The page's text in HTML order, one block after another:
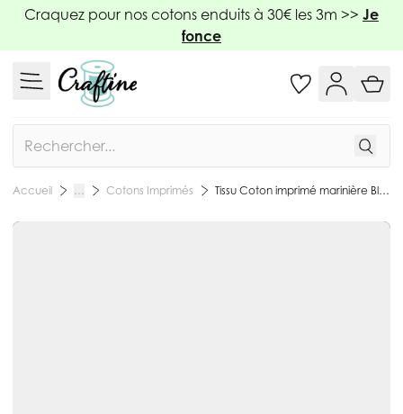
Allez au contenu
Craquez pour nos cotons enduits à 30€ les 3m >> Je
fonce
Accueil … Cotons Imprimés Tissu Coton imprimé marinière Bleu marine et blanc - Par 10 cm